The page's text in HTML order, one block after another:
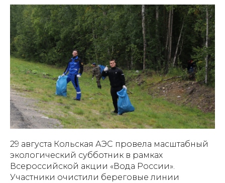
29 августа Кольская АЭС провела масштабный
экологический субботник в рамках
Всероссийской акции «Вода России».
Участники очистили береговые линии